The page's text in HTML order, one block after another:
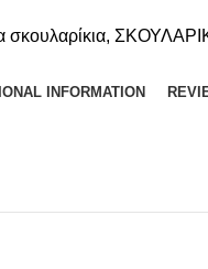
σκουλαρίκια,
INFORMATION